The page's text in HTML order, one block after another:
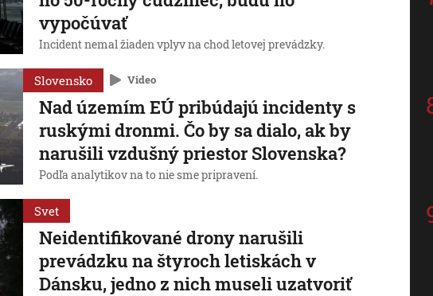
vypočúvať
Incident nemal žiaden vplyv na chod letovej prevádzky.
Slovensko Video
Nad územím EÚ pribúdajú incidenty s
ruskými dronmi. Čo by sa dialo, ak by
narušili vzdušný priestor Slovenska?
Podľa analytikov na to nie sme pripravení.
Svet
Neidentifikované drony narušili
prevádzku na štyroch letiskách v
Dánsku, jedno z nich museli uzatvoriť